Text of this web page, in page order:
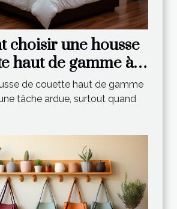
choisir une housse
haut de gamme à
de couette haut de gamme
tâche ardue, surtout quand